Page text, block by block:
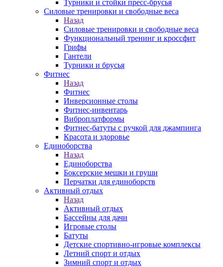
Турники и стойки пресс-брусья
Силовые тренировки и свободные веса
Назад
Силовые тренировки и свободные веса
Функциональный тренинг и кроссфит
Грифы
Гантели
Турники и брусья
Фитнес
Назад
Фитнес
Инверсионные столы
Фитнес-инвентарь
Виброплатформы
Фитнес-батуты с ручкой для джампинга
Красота и здоровье
Единоборства
Назад
Единоборства
Боксерские мешки и груши
Перчатки для единоборств
Активный отдых
Назад
Активный отдых
Бассейны для дачи
Игровые столы
Батуты
Детские спортивно-игровые комплексы
Летний спорт и отдых
Зимний спорт и отдых